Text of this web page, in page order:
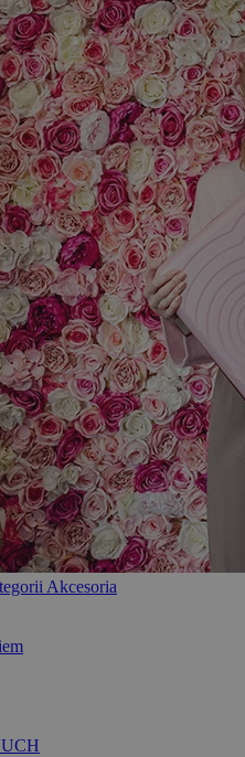
Akcesoria